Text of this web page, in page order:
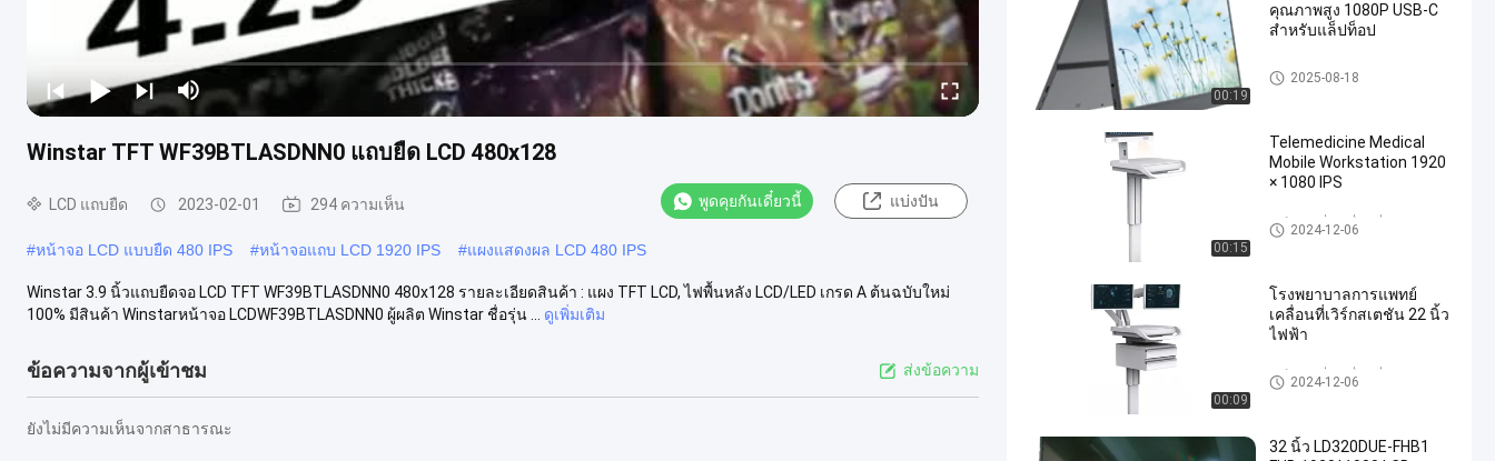
Winstar TFT WF39BTLASDNN0 แถบยืด LCD 480x128
LCD แถบยืด 2023-02-01 294 ความเห็น พูดคุยกันเดี๋ยวนี้ แบ่งปัน
#หน้าจอ LCD แบบยืด 480 IPS #หน้าจอแถบ LCD 1920 IPS #แผงแสดงผล LCD 480 IPS
Winstar 3.9 นิ้วแถบยืดจอ LCD TFT WF39BTLASDNN0 480x128 รายละเอียดสินค้า : แผง TFT LCD, ไฟพื้นหลัง LCD/LED เกรด A ต้นฉบับใหม่
100% มีสินค้า Winstarหน้าจอ LCDWF39BTLASDNN0 ผู้ผลิต Winstar ชื่อรุ่น ...
ดูเพิ่มเติม
ข้อความจากผู้เข้าชม ส่งข้อความ
ยังไม่มีความเห็นจากสาธารณะ
00:19
คุณภาพสูง 1080P USB-C
สำหรับแล็ปท็อป
จอภาพแบบพกพา
2025-08-18
00:15
Telemedicine Medical
Mobile Workstation 1920
× 1080 IPS
เวิร์คสเตชั่นเคลื่อนที่ทางการแพ
ทย์
2024-12-06
00:09
โรงพยาบาลการแพทย์
เคลื่อนที่เวิร์กสเตชัน 22 นิ้ว
ไฟฟ้า
เวิร์คสเตชั่นเคลื่อนที่ทางการแพ
ทย์
2024-12-06
32 นิ้ว LD320DUE-FHB1